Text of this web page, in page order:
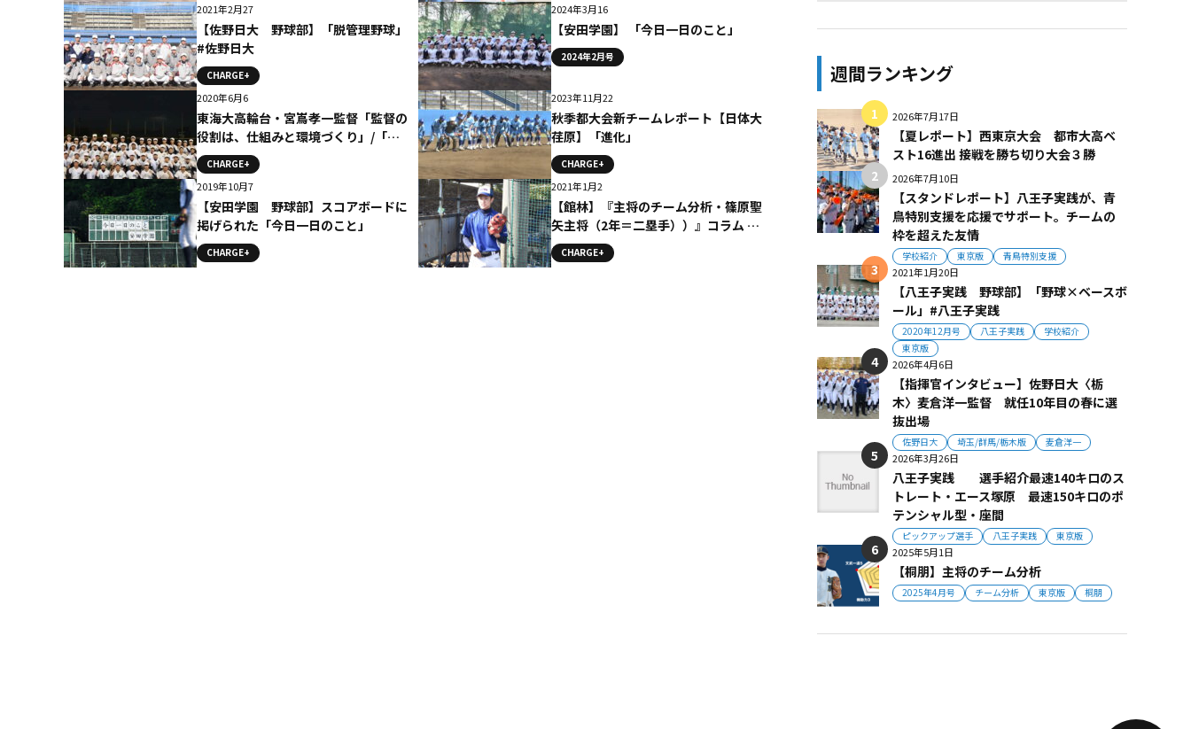
2021年2月27
【佐野日大 野球部】「脱管理野球」
#佐野日大
CHARGE+
2024年3月16
【安田学園】 「今日一日のこと」
2024年2月号
2020年6月6
東海大高輪台・宮嶌孝一監督「監督の
役割は、仕組みと環境づくり」/「ミ
ッション」監督コメント
CHARGE+
2023年11月22
秋季都大会新チームレポート【日体大
荏原】「進化」
CHARGE+
2019年10月7
【安田学園 野球部】スコアボードに
掲げられた「今日一日のこと」
CHARGE+
2021年1月2
【館林】『主将のチーム分析・篠原聖
矢主将（2年＝二塁手））』コラム #
館林
CHARGE+
週間ランキング
2026年7月17日
【夏レポート】西東京大会 都市大高ベ
スト16進出 接戦を勝ち切り大会３勝
2026年7月10日
【スタンドレポート】八王子実践が、青
鳥特別支援を応援でサポート。チームの
枠を超えた友情
学校紹介 東京版 青鳥特別支援
2021年1月20日
【八王子実践 野球部】「野球×ベースボ
ール」#八王子実践
2020年12月号 八王子実践
学校紹介
東京版
2026年4月6日
【指揮官インタビュー】佐野日大〈栃
木〉麦倉洋一監督 就任10年目の春に選
抜出場
佐野日大 埼玉/群馬/栃木版 麦倉洋一
2026年3月26日
八王子実践 選手紹介最速140キロのス
トレート・エース塚原 最速150キロのポ
テンシャル型・座間
ピックアップ選手 八王子実践 東京版
2025年5月1日
【桐朋】主将のチーム分析
2025年4月号 チーム分析 東京版 桐朋